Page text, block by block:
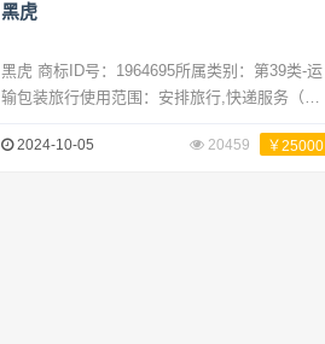
黑虎
黑虎 商标ID号：1964695所属类别：第39类-运
输包装旅行使用范围：安排旅行,快递服务（信
物流运输,商品包装,鲜花递送,旅行陪伴,旅行预
2024-10-05 20459 ￥25000